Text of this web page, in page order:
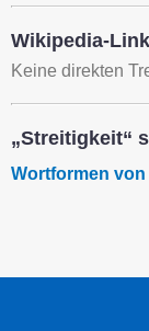
Wikipedia-
Keine direkten
„Streitigkeit“
Wortformen